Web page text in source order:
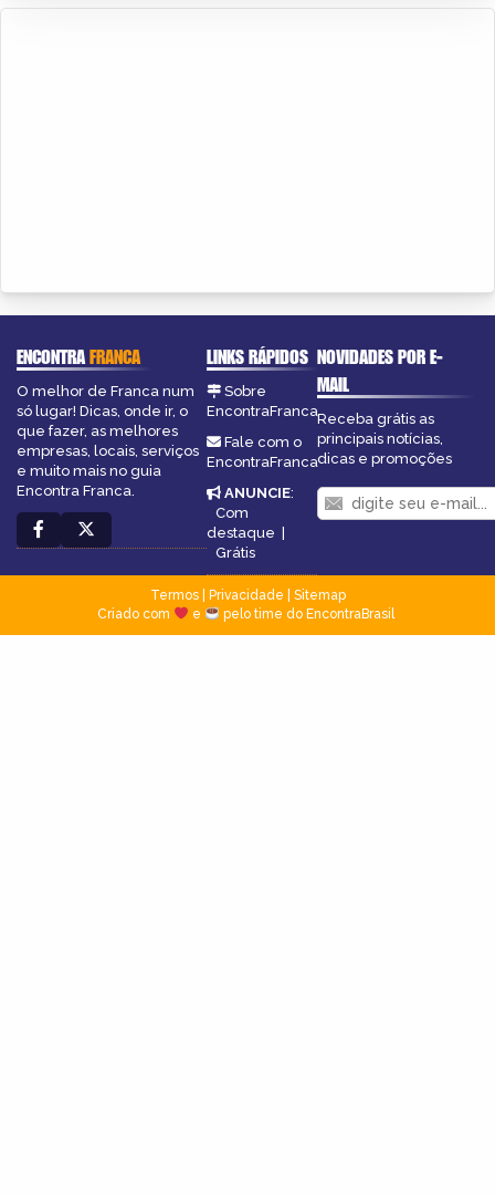
ENCONTRAFRANCA
O melhor de Franca num
só lugar! Dicas, onde ir, o
que fazer, as melhores
empresas, locais, serviços
e muito mais no guia
Encontra Franca.
LINKS RÁPIDOS
Sobre
EncontraFranca
Fale com o
EncontraFranca
ANUNCIE:
Com
destaque |
Grátis
NOVIDADES POR E-
MAIL
Receba grátis as
principais notícias,
dicas e promoções
Termos| Privacidade
Sitemap
Criado com
e pelo time do EncontraBrasil